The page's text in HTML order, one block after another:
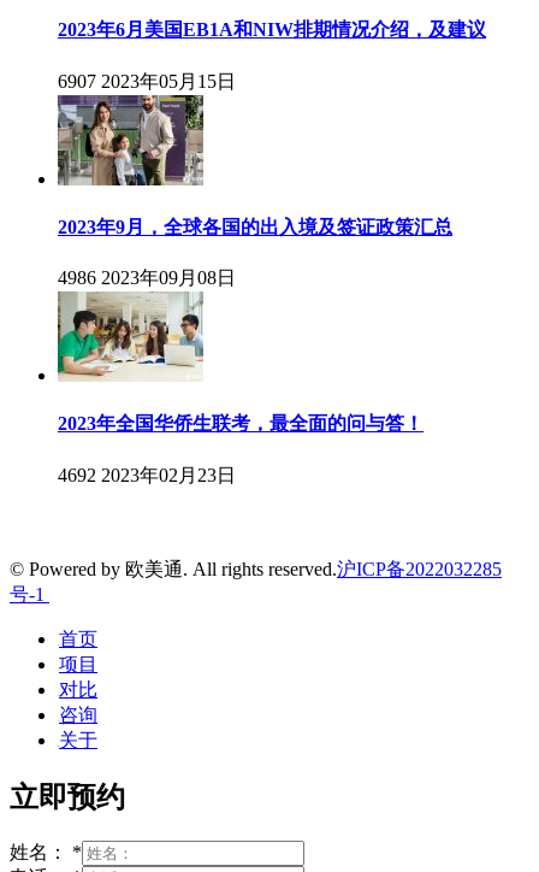
2023年6月美国EB1A和NIW排期情况介绍，及建议
6907 2023年05月15日
2023年9月，全球各国的出入境及签证政策汇总
4986 2023年09月08日
2023年全国华侨生联考，最全面的问与答！
4692 2023年02月23日
© Powered by 欧美通. All rights reserved.沪ICP备2022032285
号-1
首页
项目
对比
咨询
关于
立即预约
姓名： *